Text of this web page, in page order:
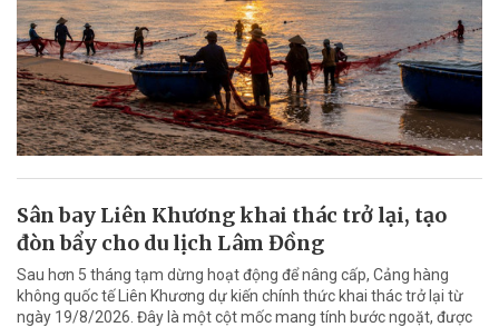
Sân bay Liên Khương khai thác trở lại, tạo
đòn bẩy cho du lịch Lâm Đồng
Sau hơn 5 tháng tạm dừng hoạt động để nâng cấp, Cảng hàng
không quốc tế Liên Khương dự kiến chính thức khai thác trở lại từ
ngày 19/8/2026. Đây là một cột mốc mang tính bước ngoặt, được